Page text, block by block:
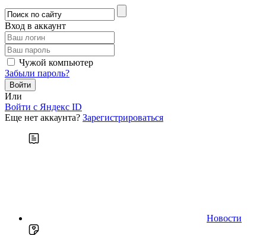
Вход в аккаунт
Чужой компьютер
Забыли пароль?
Или
Войти c Яндекс ID
Еще нет аккаунта? Зарегистрироваться
Новости